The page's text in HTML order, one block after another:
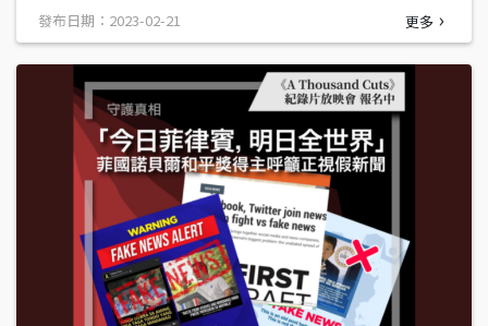
發布日期：2023-02-21 更多